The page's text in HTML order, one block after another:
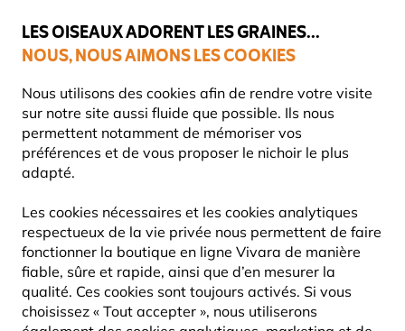
LES OISEAUX ADORENT LES GRAINES...
NOUS, NOUS AIMONS LES COOKIES
Nous utilisons des cookies afin de rendre votre visite
sur notre site aussi fluide que possible. Ils nous
permettent notamment de mémoriser vos
préférences et de vous proposer le nichoir le plus
adapté.
Les cookies nécessaires et les cookies analytiques
respectueux de la vie privée nous permettent de faire
fonctionner la boutique en ligne Vivara de manière
fiable, sûre et rapide, ainsi que d’en mesurer la
qualité. Ces cookies sont toujours activés. Si vous
choisissez « Tout accepter », nous utiliserons
catégories.
Livraison express gratuite dès 59 €
CADEAUX
141Produits